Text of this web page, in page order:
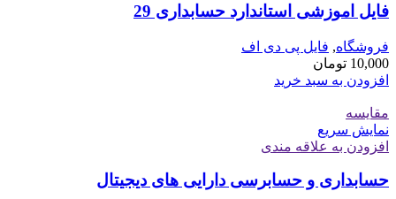
فایل اموزشی استاندارد حسابداری 29
فروشگاه, فایل پی دی اف
10,000 تومان
افزودن به سبد خرید
مقايسه
نمایش سریع
افزودن به علاقه مندی
حسابداری و حسابرسی دارایی های دیجیتال